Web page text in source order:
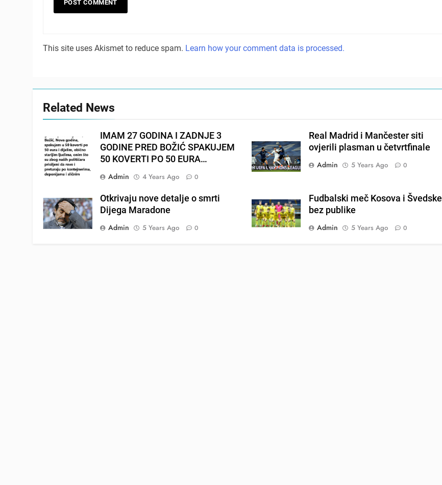
This site uses Akismet to reduce spam. Learn how your comment data is processed.
Related News
IMAM 27 GODINA I ZADNJE 3
GODINE PRED BOŽIĆ SPAKUJEM
50 KOVERTI PO 50 EURA…
Admin
4 Years Ago 0
Real Madrid i Mančester siti
ovjerili plasman u četvrtfinale
Admin
5 Years Ago 0
Otkrivaju nove detalje o smrti
Dijega Maradone
Admin
5 Years Ago 0
Fudbalski meč Kosova i Švedske
bez publike
Admin
5 Years Ago 0